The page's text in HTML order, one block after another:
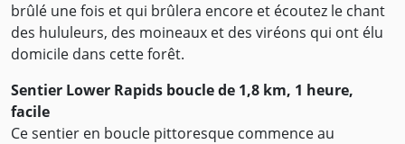
brûlé une fois et qui brûlera encore et écoutez le chant
des hululeurs, des moineaux et des viréons qui ont élu
domicile dans cette forêt.
Sentier Lower Rapids boucle de 1,8 km, 1 heure,
facile
Ce sentier en boucle pittoresque commence au